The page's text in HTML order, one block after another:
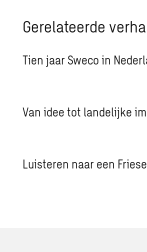
Ge­re­la­teer­de
Tien jaar Sweco in
Van idee tot lan­de­lij­ke
Luis­te­ren naar een